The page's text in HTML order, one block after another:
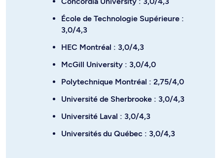
École de Technologie Supérieure :
3,0/4,3
HEC Montréal : 3,0/4,3
McGill University : 3,0/4,0
Polytechnique Montréal : 2,75/4,0
Université de Sherbrooke : 3,0/4,3
Université Laval : 3,0/4,3
Universités du Québec : 3,0/4,3